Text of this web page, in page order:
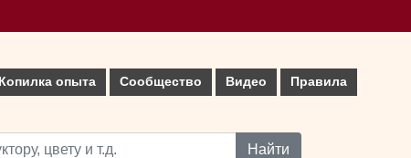
Копилка опыта Сообщество Видео Правила
Найти